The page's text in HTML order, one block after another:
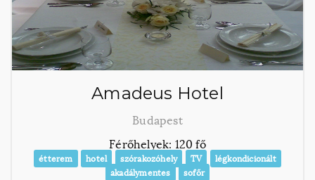
Amadeus Hotel
Budapest
Férőhelyek: 120 fő
étterem hotel szórakozóhely TV
légkondicionált
akadálymentes
sofőr